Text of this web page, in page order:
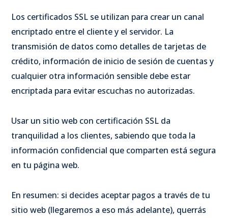
Los certificados SSL se utilizan para crear un canal
encriptado entre el cliente y el servidor. La
transmisión de datos como detalles de tarjetas de
crédito, información de inicio de sesión de cuentas y
cualquier otra información sensible debe estar
encriptada para evitar escuchas no autorizadas.
Usar un sitio web con certificación SSL da
tranquilidad a los clientes, sabiendo que toda la
información confidencial que comparten está segura
en tu página web.
En resumen: si decides aceptar pagos a través de tu
sitio web (llegaremos a eso más adelante), querrás